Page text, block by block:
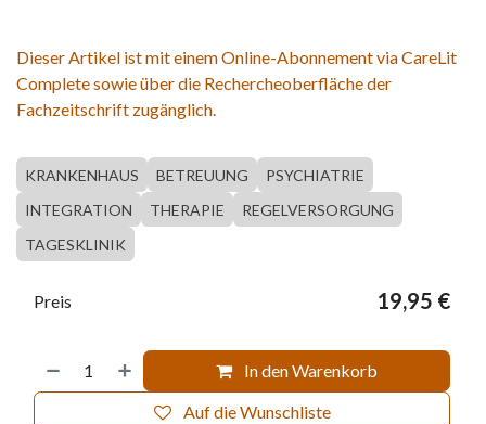
Dieser Artikel ist mit einem Online-Abonnement via CareLit
Complete sowie über die Rechercheoberfläche der
Fachzeitschrift zugänglich.
KRANKENHAUS BETREUUNG
PSYCHIATRIE
INTEGRATION
THERAPIE
REGELVERSORGUNG
TAGESKLINIK
In den Warenkorb
Auf die Wunschliste
Preis 19,95 €